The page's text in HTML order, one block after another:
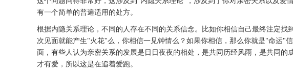
有一个简单的普遍适用的处方。
根据内隐关系理论，不同的人存在不同的关系信念。比如你相信自己最终注定
次见面就能产生"火花"么，你相信一见钟情么？如果你相信，那么你就是"命运"
面，有些人认为亲密关系的发展是日日夜夜的相处，是共同历经风雨，是共同
才有爱，所以这是在追着爱跑。